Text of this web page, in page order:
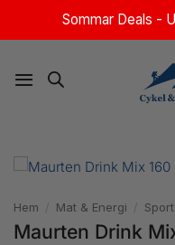
Sommar Deals -
Hem / Mat & Energi /
Maurten Drink